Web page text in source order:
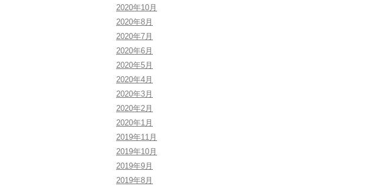
2020年10月
2020年8月
2020年7月
2020年6月
2020年5月
2020年4月
2020年3月
2020年2月
2020年1月
2019年11月
2019年10月
2019年9月
2019年8月